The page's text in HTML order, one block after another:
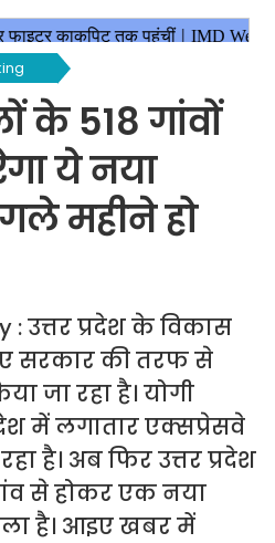
के 518 गांवों
ये नया
महीने हो
: उत्तर प्रदेश के विकास
सरकार की तरफ से
जा रहा है। योगी
में लगातार एक्सप्रेसवे
है। अब फिर उत्तर प्रदेश
से होकर एक नया
है। आइए खबर में